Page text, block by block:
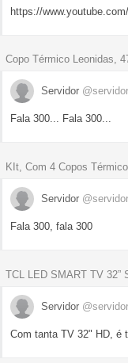
https://
Copo Térmico Leonidas,
Servidor @servidor
Fala 300... Fala 300...
KIt, Com 4 Copos
Servidor @servidor
Fala 300, fala 300
TCL LED SMART TV 32”
Servidor @servidor
Com tanta TV 32" HD, é